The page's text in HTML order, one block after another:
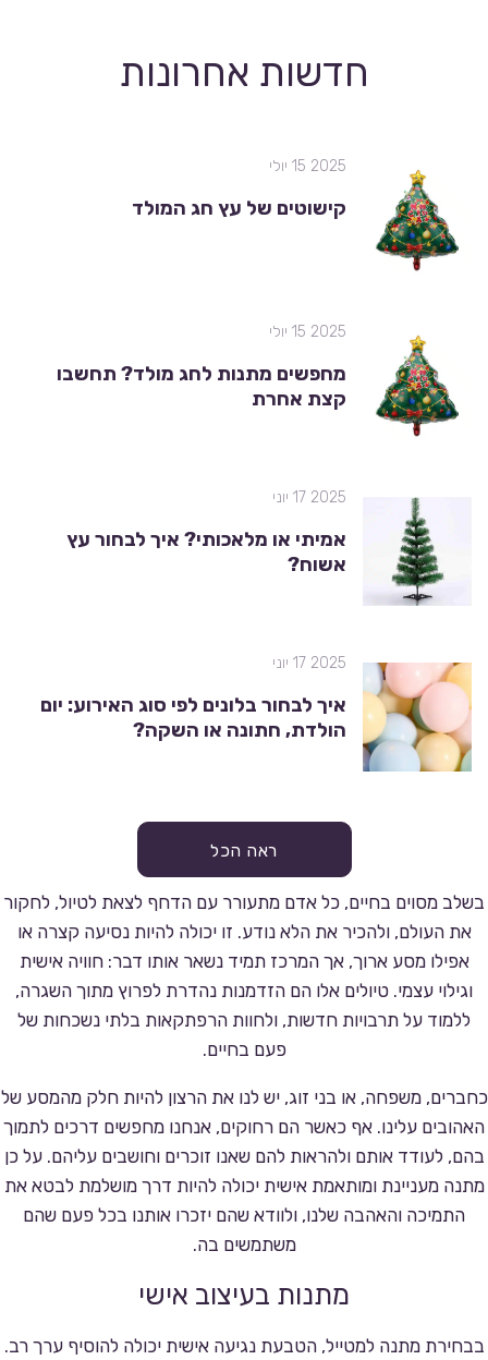
חדשות אחרונות
2025 15 יולי
קישוטים של עץ חג המולד
2025 15 יולי
מחפשים מתנות לחג מולד? תחשבו
קצת אחרת
2025 17 יוני
אמיתי או מלאכותי? איך לבחור עץ
אשוח?
2025 17 יוני
איך לבחור בלונים לפי סוג האירוע: יום
הולדת, חתונה או השקה?
ראה הכל
בשלב מסוים בחיים, כל אדם מתעורר עם הדחף לצאת לטיול, לחקור
את העולם, ולהכיר את הלא נודע. זו יכולה להיות נסיעה קצרה או
אפילו מסע ארוך, אך המרכז תמיד נשאר אותו דבר: חוויה אישית
וגילוי עצמי. טיולים אלו הם הזדמנות נהדרת לפרוץ מתוך השגרה,
ללמוד על תרבויות חדשות, ולחוות הרפתקאות בלתי נשכחות של
פעם בחיים.
כחברים, משפחה, או בני זוג, יש לנו את הרצון להיות חלק מהמסע של
האהובים עלינו. אף כאשר הם רחוקים, אנחנו מחפשים דרכים לתמוך
בהם, לעודד אותם ולהראות להם שאנו זוכרים וחושבים עליהם. על כן
מתנה מעניינת ומותאמת אישית יכולה להיות דרך מושלמת לבטא את
התמיכה והאהבה שלנו, ולוודא שהם יזכרו אותנו בכל פעם שהם
משתמשים בה.
מתנות בעיצוב אישי
בבחירת מתנה למטייל, הטבעת נגיעה אישית יכולה להוסיף ערך רב.